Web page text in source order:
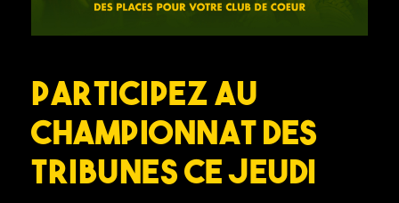
Participez au
Championnat des
Tribunes ce jeudi